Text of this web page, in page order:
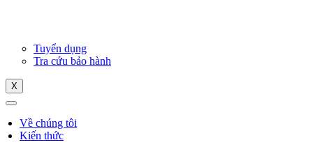
Tuyển dụng
Tra cứu bảo hành
X
Về chúng tôi
Kiến thức